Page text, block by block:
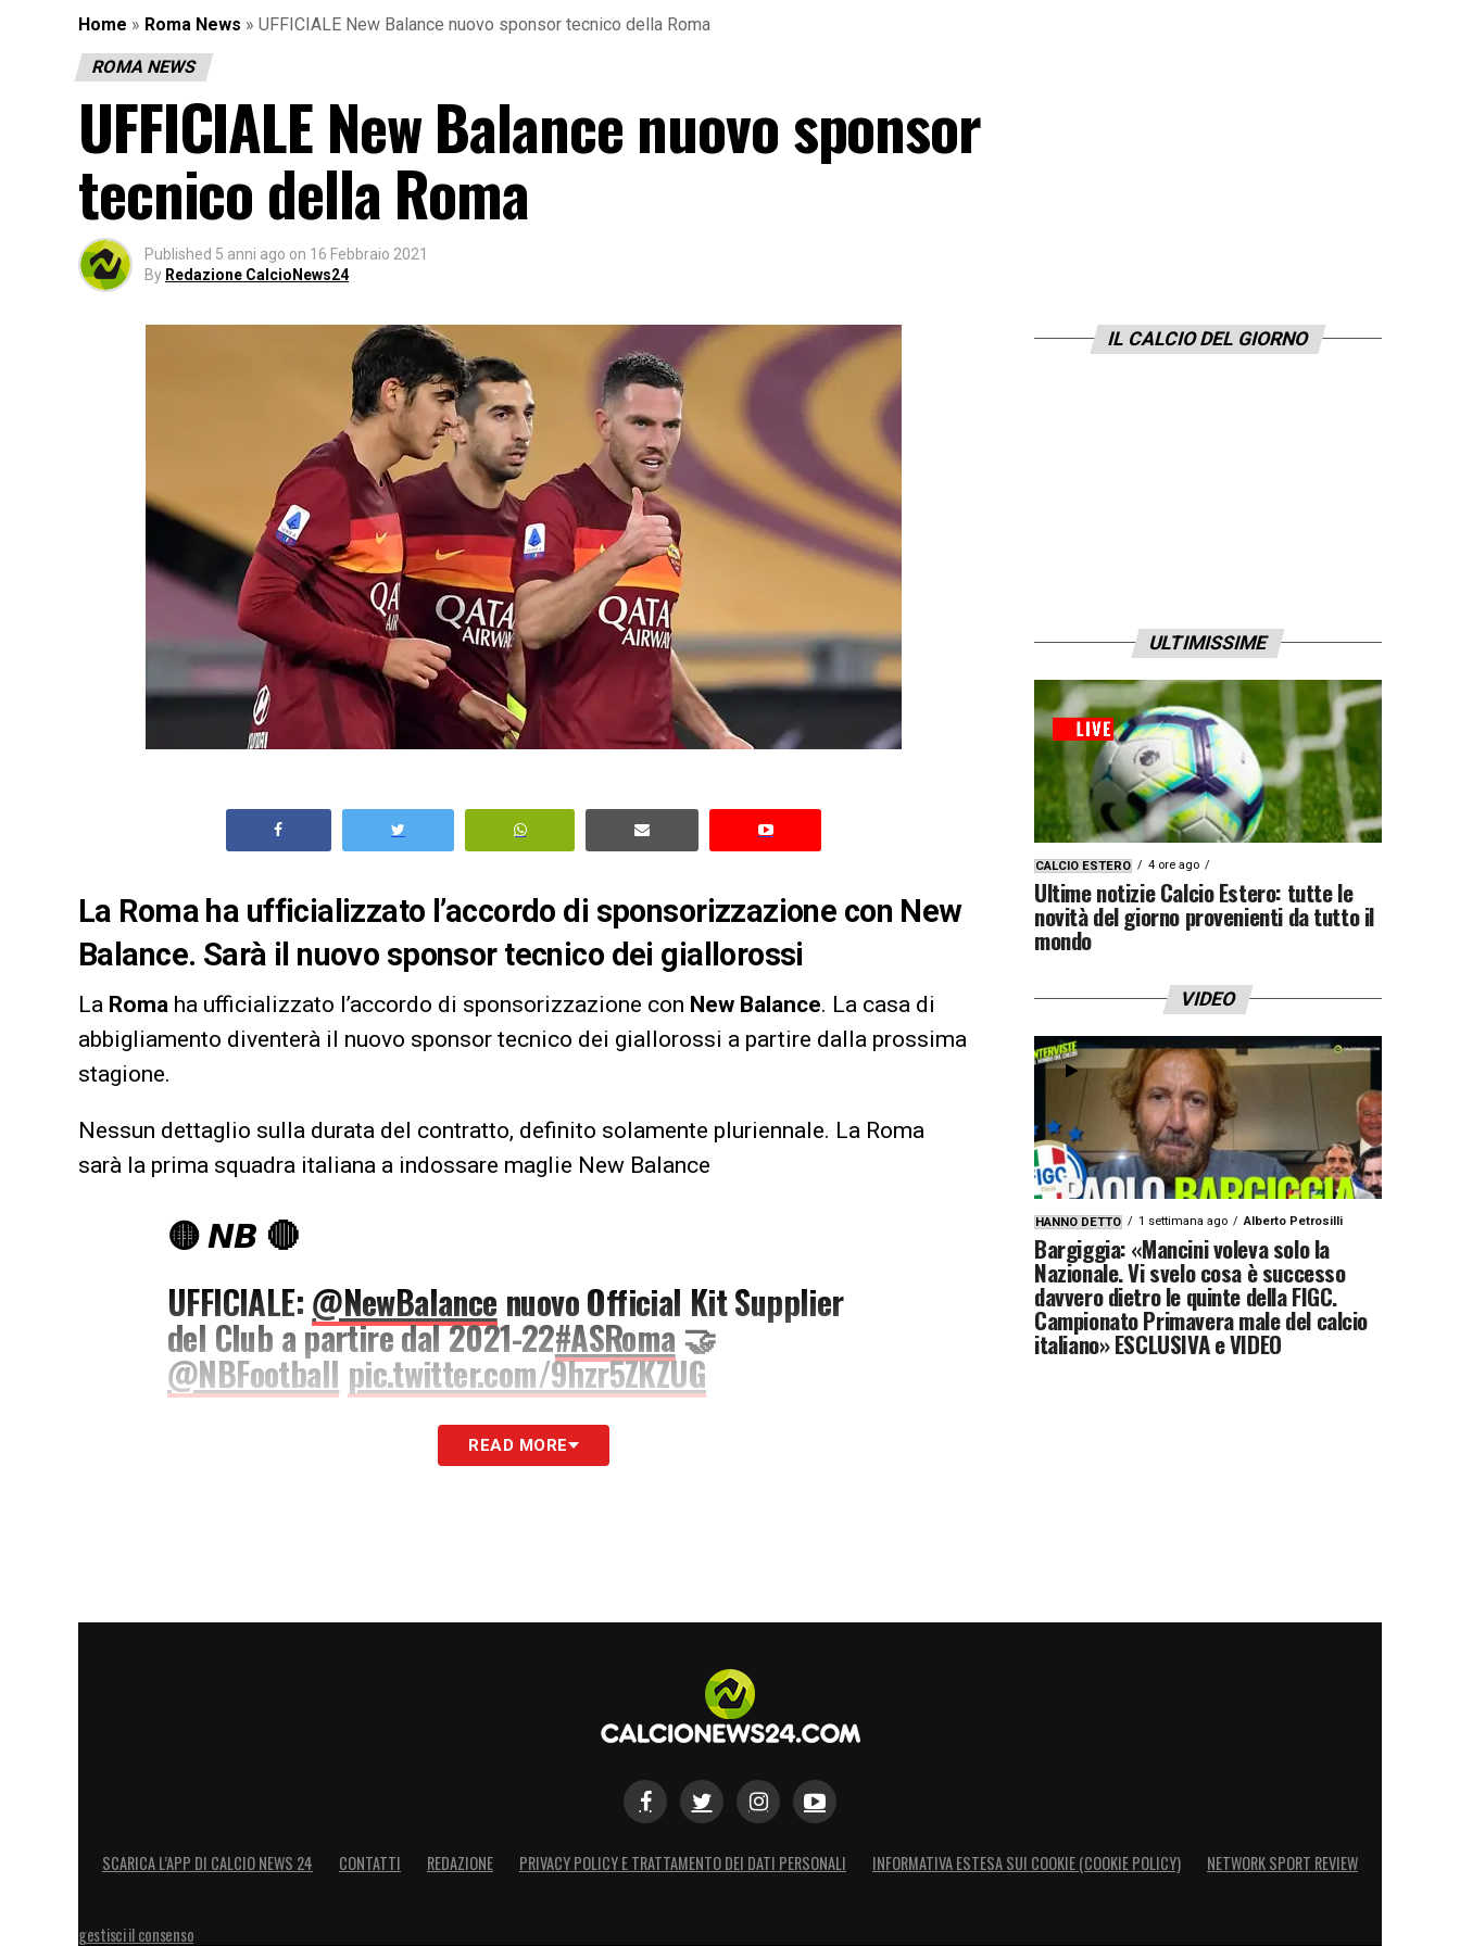
Home » Roma News » UFFICIALE New Balance nuovo sponsor tecnico della Roma
ROMA NEWS
UFFICIALE New Balance nuovo sponsor
tecnico della Roma
Published 5 anni ago on 16 Febbraio 2021
By Redazione CalcioNews24
La Roma ha ufficializzato l’accordo di sponsorizzazione con New
Balance. Sarà il nuovo sponsor tecnico dei giallorossi
La Roma ha ufficializzato l’accordo di sponsorizzazione con New Balance. La casa di
abbigliamento diventerà il nuovo sponsor tecnico dei giallorossi a partire dalla prossima
stagione.
Nessun dettaglio sulla durata del contratto, definito solamente pluriennale. La Roma
sarà la prima squadra italiana a indossare maglie New Balance
🟡 𝙉𝘽 🔴
UFFICIALE: @NewBalance nuovo Official Kit Supplier
del Club a partire dal 2021-22#ASRoma 🤝
@NBFootball pic.twitter.com/9hzr5ZKZUG
— AS Roma (@OfficialASRoma)February 16, 2021
READ MORE
IL CALCIO DEL GIORNO
ULTIMISSIME
CALCIO ESTERO 4 ore ago
Ultime notizie Calcio Estero: tutte le
novità del giorno provenienti da tutto il
mondo
VIDEO
HANNO DETTO 1 settimana ago Alberto Petrosilli
Bargiggia: «Mancini voleva solo la
Nazionale. Vi svelo cosa è successo
davvero dietro le quinte della FIGC.
Campionato Primavera male del calcio
italiano» ESCLUSIVA e VIDEO
SCARICA L’APP DI CALCIO NEWS 24 CONTATTI REDAZIONE PRIVACY POLICY E TRATTAMENTO DEI DATI PERSONALI INFORMATIVA ESTESA SUI COOKIE (COOKIE POLICY) NETWORK SPORT REVIEW
gestisci il consenso